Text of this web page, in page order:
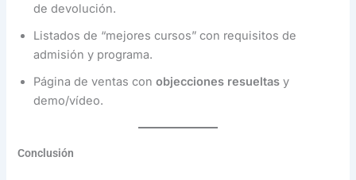
de devolución.
Listados de “mejores cursos” con requisitos de
admisión y programa.
Página de ventas conobjecciones resueltas y
demo/vídeo.
Conclusión